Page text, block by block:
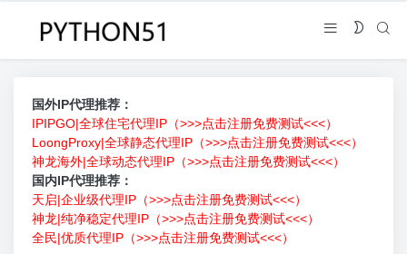
国外IP代理推荐：
IPIPGO|全球住宅代理IP（>>>点击注册免费测试<<<）
LoongProxy|全球静态代理IP（>>>点击注册免费测试<<<）
神龙海外|全球动态代理IP（>>>点击注册免费测试<<<）
国内IP代理推荐：
天启|企业级代理IP（>>>点击注册免费测试<<<）
神龙|纯净稳定代理IP（>>>点击注册免费测试<<<）
全民|优质代理IP（>>>点击注册免费测试<<<）